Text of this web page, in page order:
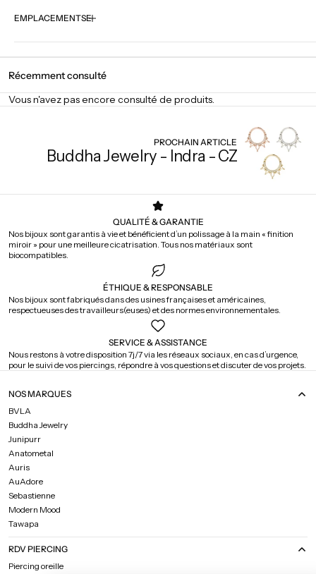
-
Famous
-
Famous
EMPLACEMENTS
Récemment consulté
Vous n'avez pas encore consulté de produits.
PROCHAIN ARTICLE
Buddha Jewelry - Indra - CZ
QUALITÉ & GARANTIE
Nos bijoux sont garantis à vie et bénéficient d’un polissage à la main « finition
miroir » pour une meilleure cicatrisation. Tous nos matériaux sont
biocompatibles.
ÉTHIQUE & RESPONSABLE
Nos bijoux sont fabriqués dans des usines françaises et américaines,
respectueuses des travailleurs(euses) et des normes environnementales.
SERVICE & ASSISTANCE
Nous restons à votre disposition 7j/7 via les réseaux sociaux, en cas d’urgence,
pour le suivi de vos piercings, répondre à vos questions et discuter de vos projets.
NOS MARQUES
BVLA
Buddha Jewelry
Junipurr
Anatometal
Auris
AuAdore
Sebastienne
Modern Mood
Tawapa
RDV PIERCING
Piercing oreille